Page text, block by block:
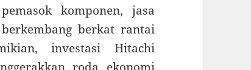
komponen, jasa
berkat rantai
investasi Hitachi